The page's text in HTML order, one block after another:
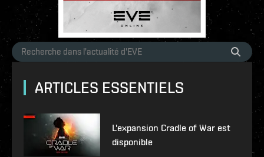
ARTICLES ESSENTIELS
L'expansion Cradle of War est
disponible